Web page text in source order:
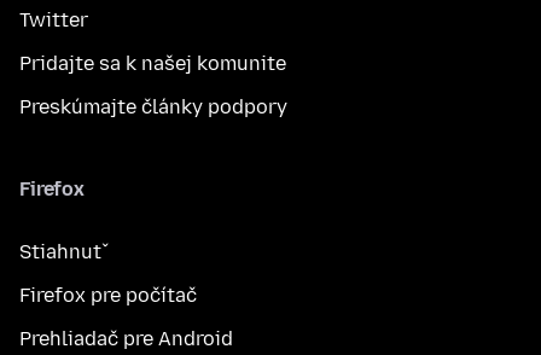
Twitter
Pridajte sa k našej komunite
Preskúmajte články podpory
Firefox
Stiahnuť
Firefox pre počítač
Prehliadač pre Android